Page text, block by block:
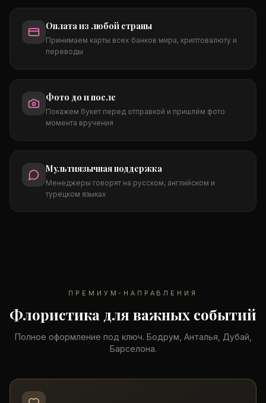
Оплата из любой страны
Принимаем карты всех банков мира, криптовалюту и
переводы
Фото до и после
Покажем букет перед отправкой и пришлём фото
момента вручения
Мультиязычная поддержка
Менеджеры говорят на русском, английском и
турецком языках
ПРЕМИУМ-НАПРАВЛЕНИЯ
Флористика для важных событий
Полное оформление под ключ. Бодрум, Анталья, Дубай,
Барселона.